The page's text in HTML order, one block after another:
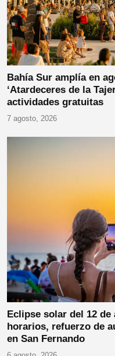
Bahía Sur amplía en
‘Atardeceres de la
actividades gratuitas
7 agosto, 2026
Eclipse solar del 12
horarios, refuerzo de
en San Fernando